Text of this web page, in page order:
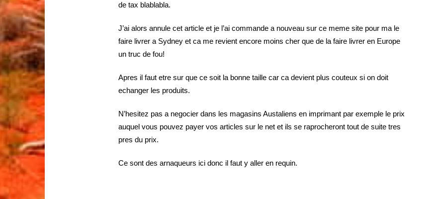
de tax blablabla.
J’ai alors annule cet article et je l’ai commande a nouveau sur ce meme site pour ma le
faire livrer a Sydney et ca me revient encore moins cher que de la faire livrer en Europe
un truc de fou!
Apres il faut etre sur que ce soit la bonne taille car ca devient plus couteux si on doit
echanger les produits.
N’hesitez pas a negocier dans les magasins Austaliens en imprimant par exemple le prix
auquel vous pouvez payer vos articles sur le net et ils se raprocheront tout de suite tres
pres du prix.
Ce sont des arnaqueurs ici donc il faut y aller en requin.